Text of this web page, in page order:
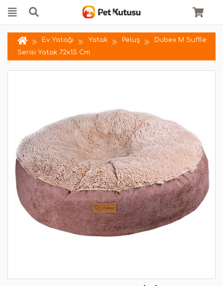
Ev Yatağı Yatak Peluş
Dubex M Suffle
Serisi Yatak 72x15 Cm